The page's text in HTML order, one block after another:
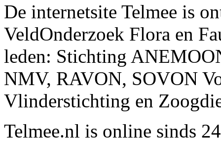
De internetsite Telmee is
VeldOnderzoek Flora en
leden: Stichting
NMV, RAVON, SOVON
Vlinderstichting en
Telmee.nl is online sinds